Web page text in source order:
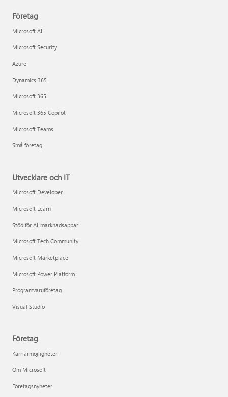
Företag
Microsoft AI
Microsoft Security
Azure
Dynamics 365
Microsoft 365
Microsoft 365 Copilot
Microsoft Teams
Små företag
Utvecklare och IT
Microsoft Developer
Microsoft Learn
Stöd för AI-marknadsappar
Microsoft Tech Community
Microsoft Marketplace
Microsoft Power Platform
Programvaruföretag
Visual Studio
Företag
Karriärmöjligheter
Om Microsoft
Företagsnyheter